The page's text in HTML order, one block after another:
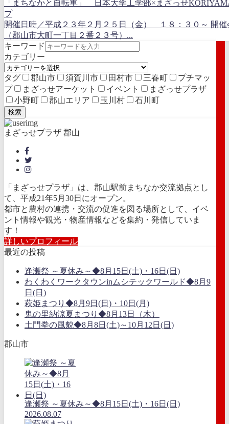
「まちなかと自転車」 日本大学工学部×まざっせ
プ
開催日時／平成２３年２月２５日（金） １８：３０～ 開催
（郡山市大町一丁目２番２３号）...
キーワード
カテゴリー
タグ 郡山市 須賀川市 田村市 三春町
プチマッ
プ
まざっせアーケット イベント
まざっせプラザ
小野町
郡山エリア 玉川村 石川町
検索
まざっせプラザ 郡山
「まざっせプラザ」は、郡山駅前まちなか交流拠点とし
て、平成21年5月30日にオープン。
都市と農村の連携・交流の促進を図る場所として、イベ
ント情報や観光・物産情報などを集約・発信していま
す！
詳しいプロフィール
最近の投稿
逢瀬祭 ～夏休み～◆8月15日(土)・16日(日)
わくわくワークタウンinムシテックワールド◆8月9
日(日)
萩姫まつり◆8月9日(日)・10日(月)
鬼の里納涼夏まつり◆8月13日（木）
土門拳の風貌◆8月8日(土)～10月12日(日)
郡山市
逢瀬祭 ～夏休み～◆8月15日(土)・16日(日)
2026.08.07